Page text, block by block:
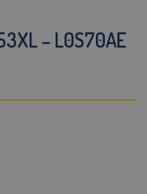
– L0S70AE